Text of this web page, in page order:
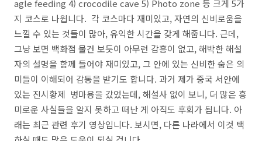
agle feeding 4) crocodile cave 5) Photo zone 등 크게 5가
지 코스로 나윕니다. 각 코스마다 재미있고, 자연의 신비로움을
느낄 수 있는 것들이 많아, 유익한 시간을 갖게 해줍니다. 근데,
그냥 보면 백화점 물건 보듯이 아무런 감흥이 없고, 해박한 해설
자의 설명을 함께 들어야 재미있고, 그 안에 있는 신비한 숨은 의
미들이 이해되어 감동을 받기도 합니다. 과거 제가 중국 서안에
있는 진시황제 병마용을 갔었는데, 해설사 없이 보니, 더 많은 흥
미로운 사실들을 알지 못하고 떠난 게 아직도 후회가 됩니다. 아
래는 최근 관련 후기 영상입니다. 보시면, 다른 나라에서 이것 택